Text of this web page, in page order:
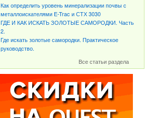
Как определить уровень минерализации почвы с
металлоискателями E-Trac и СТХ 3030
ГДЕ И КАК ИСКАТЬ ЗОЛОТЫЕ САМОРОДКИ. Часть
2.
Где искать золотые самородки. Практическое
руководство.
Все статьи раздела